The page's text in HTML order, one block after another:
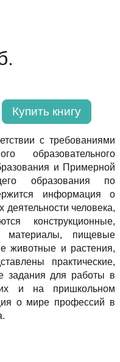
Купить книгу
с требованиями
образовательного
и Примерной
образования по
информация о
деятельности человека,
конструкционные,
материалы, пищевые
животные и растения,
практические,
задания для работы в
и на пришкольном
о мире профессий в